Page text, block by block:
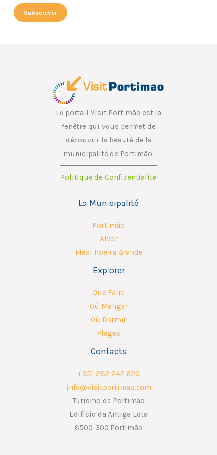
i
a
i
Subscrever
Le portail Visit Portimão est la
fenêtre qui vous permet de
découvrir la beauté de la
municipalité de Portimão.
Politique de Confidentialité
La Municipalité
Portimão
Alvor
Mexilhoeira Grande
Explorer
Que Faire
Où Manger
Où Dormir
Plages
Contacts
+351 282 242 620
info@visitportimao.com
Turismo de Portimão
Edifício da Antiga Lota
8500-300 Portimão